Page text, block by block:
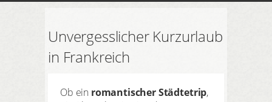
ANMELDEN
Themen
Dauer
3 Nächte
Anreise Abreise
Unvergesslicher Kurzurlaub
in Frankreich
Ob ein romantischer Städtetrip,